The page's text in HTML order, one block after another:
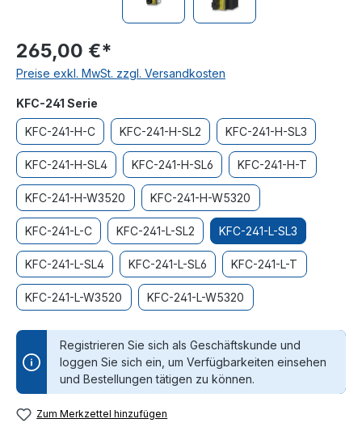
265,00 €*
Preise exkl. MwSt. zzgl. Versandkosten
KFC-241 Serie
KFC-241-H-C KFC-241-H-SL2 KFC-241-H-SL3
KFC-241-H-SL4 KFC-241-H-SL6 KFC-241-H-T
KFC-241-H-W3520 KFC-241-H-W5320
KFC-241-L-C KFC-241-L-SL2 KFC-241-L-SL3
KFC-241-L-SL4 KFC-241-L-SL6 KFC-241-L-T
KFC-241-L-W3520 KFC-241-L-W5320
Registrieren Sie sich als Geschäftskunde und
loggen Sie sich ein, um Verfügbarkeiten einsehen
und Bestellungen tätigen zu können.
Zum Merkzettel hinzufügen